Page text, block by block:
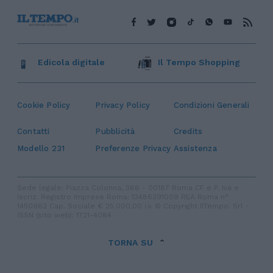
Cookie Policy Privacy Policy Condizioni Generali
Contatti Pubblicità
Credits
Modello 231
Preferenze Privacy Assistenza
Edicola digitale Il Tempo Shopping
TORNA SU